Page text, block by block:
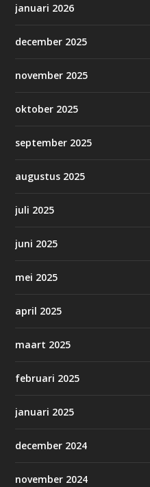
januari 2026
december 2025
november 2025
oktober 2025
september 2025
augustus 2025
juli 2025
juni 2025
mei 2025
april 2025
maart 2025
februari 2025
januari 2025
december 2024
november 2024